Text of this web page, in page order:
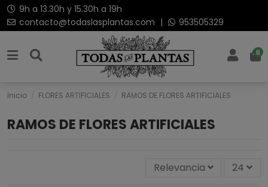
9h a 13.30h y 15.30h a 19h
contacto@todaslasplantas.com | 953505329
0
Inicio FLORES ARTIFICIALES RAMOS DE FLORES ARTIFICIALES
RAMOS DE FLORES ARTIFICIALES
Relevancia 24